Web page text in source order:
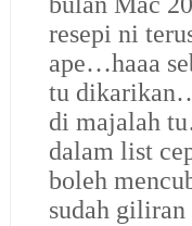
resepi ni
ape…haaa
tu
di majalah
dalam list
boleh
sudah